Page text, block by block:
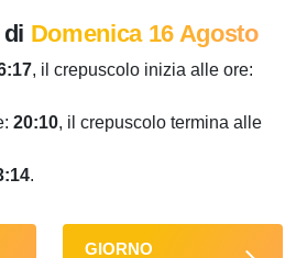
Domenica 16 Agosto
, il crepuscolo inizia alle ore:
20:10, il crepuscolo termina alle
.
GIORNO